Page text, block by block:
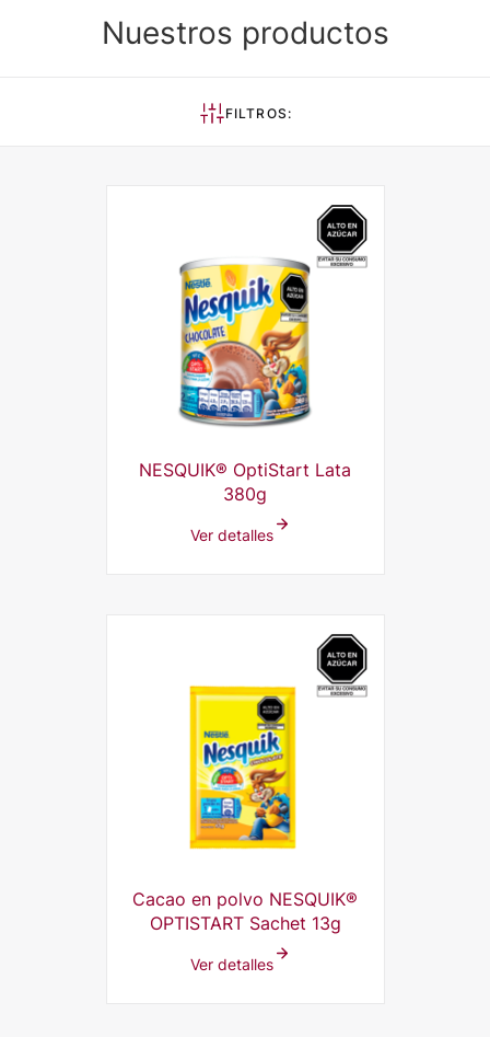
Nuestros productos
FILTROS:
NESQUIK® OptiStart Lata
380g
Ver detalles
Cacao en polvo NESQUIK®
OPTISTART Sachet 13g
Ver detalles